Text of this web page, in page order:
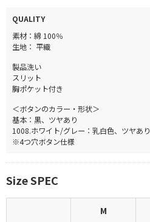
QUALITY
素材：綿 100％
生地： 平織
製品洗い
スリット
胸ポケット付き
＜ボタンのカラー・形状＞
基本：黒、ツヤあり
1008.ホワイト/グレー：乳白色、ツヤあり
※4つ穴ボタン仕様
Size SPEC
M